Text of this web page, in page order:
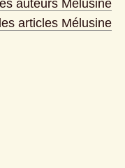
auteurs Mélusine
articles Mélusine